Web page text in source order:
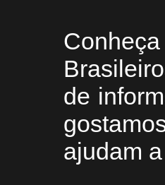
Conheça
de
g
ajudam